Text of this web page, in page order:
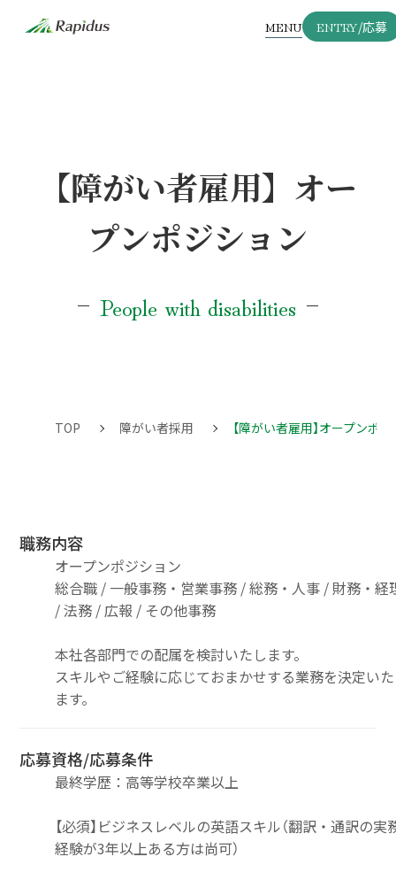
MENU ENTRY/応募
【障がい者雇用】オー
プンポジション
People with disabilities
TOP 障がい者採用 【障がい者雇用】オープンポ
職務内容
オープンポジション
総合職 / 一般事務・営業事務 / 総務・人事 / 財務・経
/ 法務 / 広報 / その他事務
本社各部門での配属を検討いたします。
スキルやご経験に応じておまかせする業務を決定い
ます。
応募資格/応募条件
最終学歴：高等学校卒業以上
【必須】ビジネスレベルの英語スキル（翻訳・通訳の実
経験が3年以上ある方は尚可）